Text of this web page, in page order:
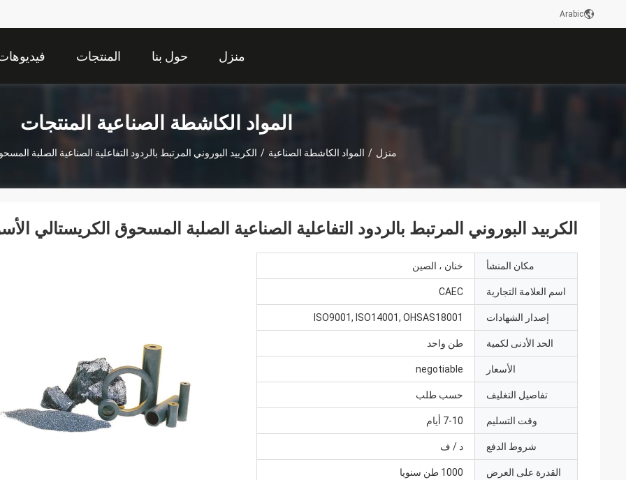
Arabic
منزل حول بنا المنتجات
المواد الكاشطة الصناعية المنتجات
منزل / المواد الكاشطة الصناعية / الكربيد البوروني المرتبط بالردود التفاعلية الصناعية الصلبة
الكربيد البوروني المرتبط بالردود التفاعلية الصناعية الصلبة المسحوق الكريستالي
مكان المنشأ خنان ، الصين
اسم العلامة التجارية CAEC
إصدار الشهادات ISO9001, ISO14001, OHSAS18001
الحد الأدنى لكمية طن واحد
الأسعار negotiable
تفاصيل التغليف حسب طلب
وقت التسليم 7-10 أيام
شروط الدفع د / ف
القدرة على العرض 1000 طن سنويا